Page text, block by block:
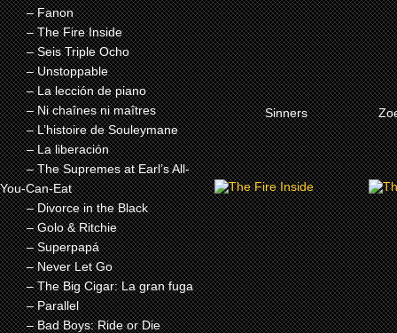
– Fanon
– The Fire Inside
– Seis Triple Ocho
– Unstoppable
– La lección de piano
– Ni chaînes ni maîtres
– L’histoire de Souleymane
– La liberación
– The Supremes at Earl’s All-
You-Can-Eat
– Divorce in the Black
– Golo & Ritchie
– Superpapá
– Never Let Go
– The Big Cigar: La gran fuga
– Parallel
– Bad Boys: Ride or Die
MÀS
Sinners
2024
THE FIRE INSIDE